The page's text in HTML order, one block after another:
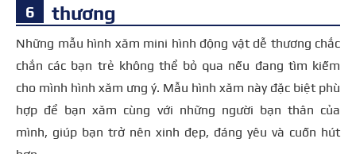
thương
Những mẫu hình xăm mini hình động vật dễ thương chắc
chắn các bạn trẻ không thể bỏ qua nếu đang tìm kiếm
cho mình hình xăm ưng ý. Mẫu hình xăm này đặc biệt phù
hợp để bạn xăm cùng với những người bạn thân của
mình, giúp bạn trở nên xinh đẹp, đáng yêu và cuốn hút